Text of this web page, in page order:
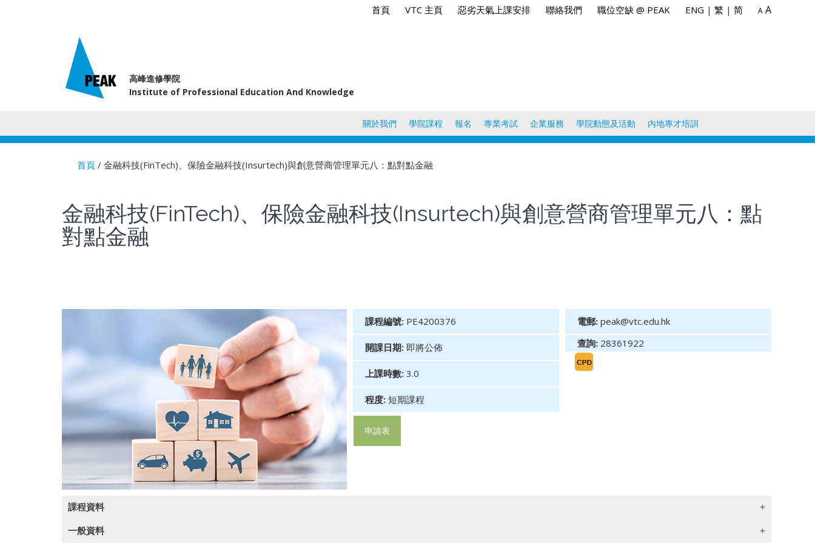
首頁 VTC 主頁 惡劣天氣上課安排 聯絡我們 職位空缺 @ PEAK ENG | 繁 | 简 A A
高峰進修學院
Institute of Professional Education And Knowledge
關於我們 學院課程 報名 專業考試 企業服務 學院動態及活動 內地專才培訓
首頁 / 金融科技(FinTech)、保險金融科技(Insurtech)與創意營商管理單元八：點對點金融
金融科技(FinTech)、保險金融科技(Insurtech)與創意營商管理單元八：點
對點金融
課程編號: PE4200376
開課日期: 即將公佈
上課時數: 3.0
程度: 短期課程
申請表
電郵: peak@vtc.edu.hk
查詢: 28361922
課程資料
一般資料